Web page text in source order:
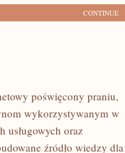
CONTINUE
poświęcony praniu,
wykorzystywanym w
usługowych oraz
źródło wiedzy dla